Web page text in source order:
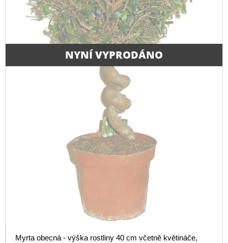
NYNÍ VYPRODÁNO
Myrta obecná - výška rostliny 40 cm včetně květináče,